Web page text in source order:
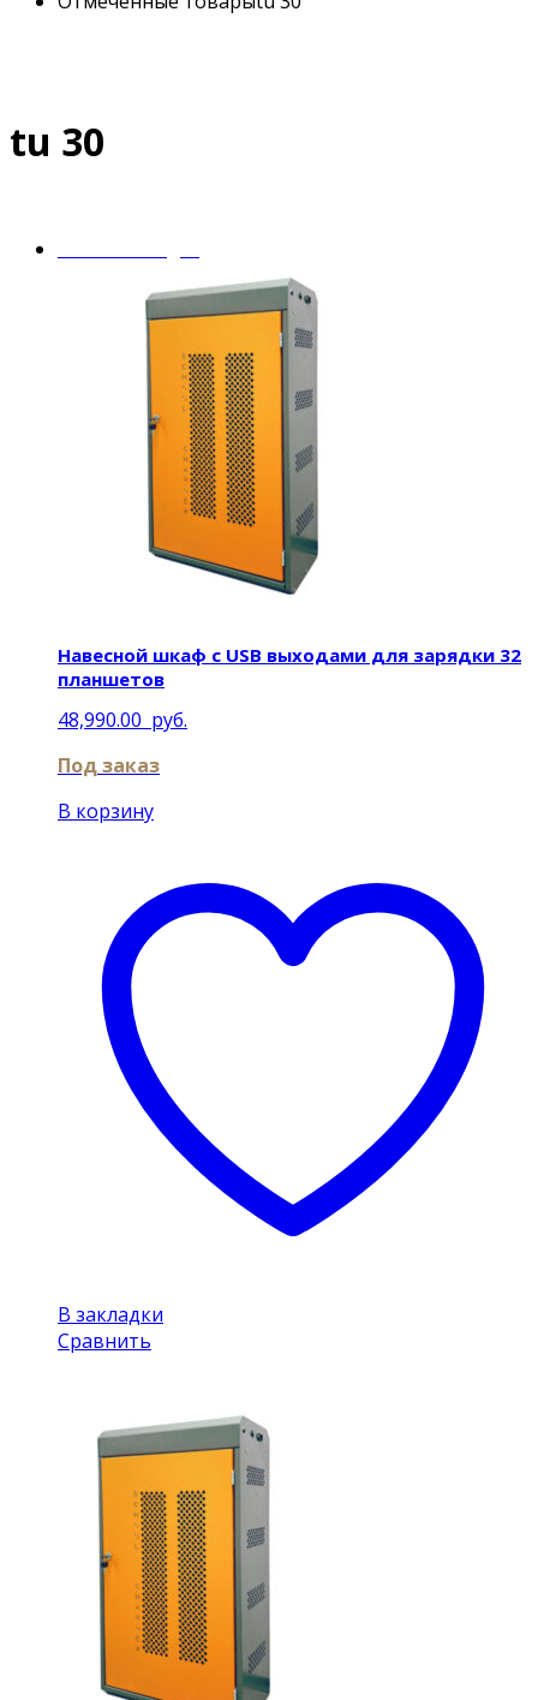
tu 30
Навесной шкаф с USB выходами для зарядки 32
планшетов
48,990.00 руб.
Под заказ
В корзину
В закладки
Сравнить